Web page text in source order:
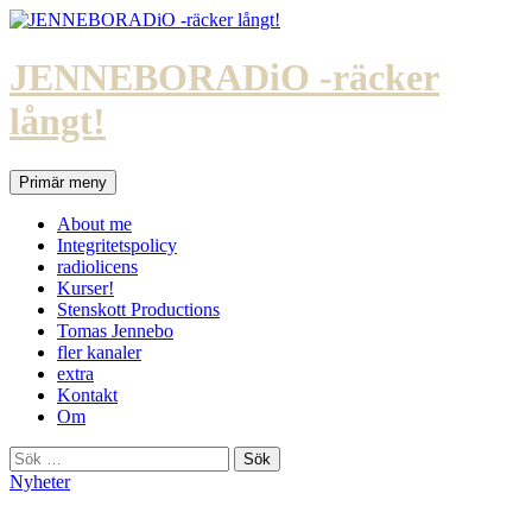
Hoppa
innehåll
JENNEBORADiO -räcker
långt!
SökPrimär meny
About me
Integritetspolicy
radiolicens
Kurser!
Stenskott Productions
Tomas Jennebo
fler kanaler
extra
Kontakt
Om
Sök
efter:
Nyheter